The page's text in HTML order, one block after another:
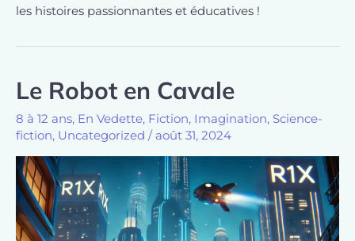
les histoires passionnantes et éducatives !
Le Robot en Cavale
8 à 12 ans, En Vedette, Fiction, Imagination, Science-
fiction, Uncategorized / août 31, 2024